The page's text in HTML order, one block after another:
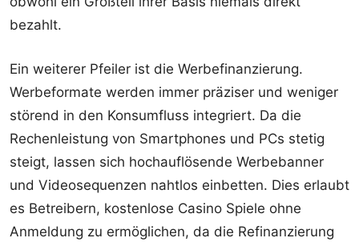
bezahlt.
Ein weiterer Pfeiler ist die Werbefinanzierung.
Werbeformate werden immer präziser und weniger
störend in den Konsumfluss integriert. Da die
Rechenleistung von Smartphones und PCs stetig
steigt, lassen sich hochauflösende Werbebanner
und Videosequenzen nahtlos einbetten. Dies erlaubt
es Betreibern, kostenlose Casino Spiele ohne
Anmeldung zu ermöglichen, da die Refinanzierung